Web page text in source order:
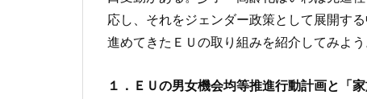
応し、それをジェンダー政策として展開す
進めてきたＥＵの取り組みを紹介してみよう
１．ＥＵの男女機会均等推進行動計画と「